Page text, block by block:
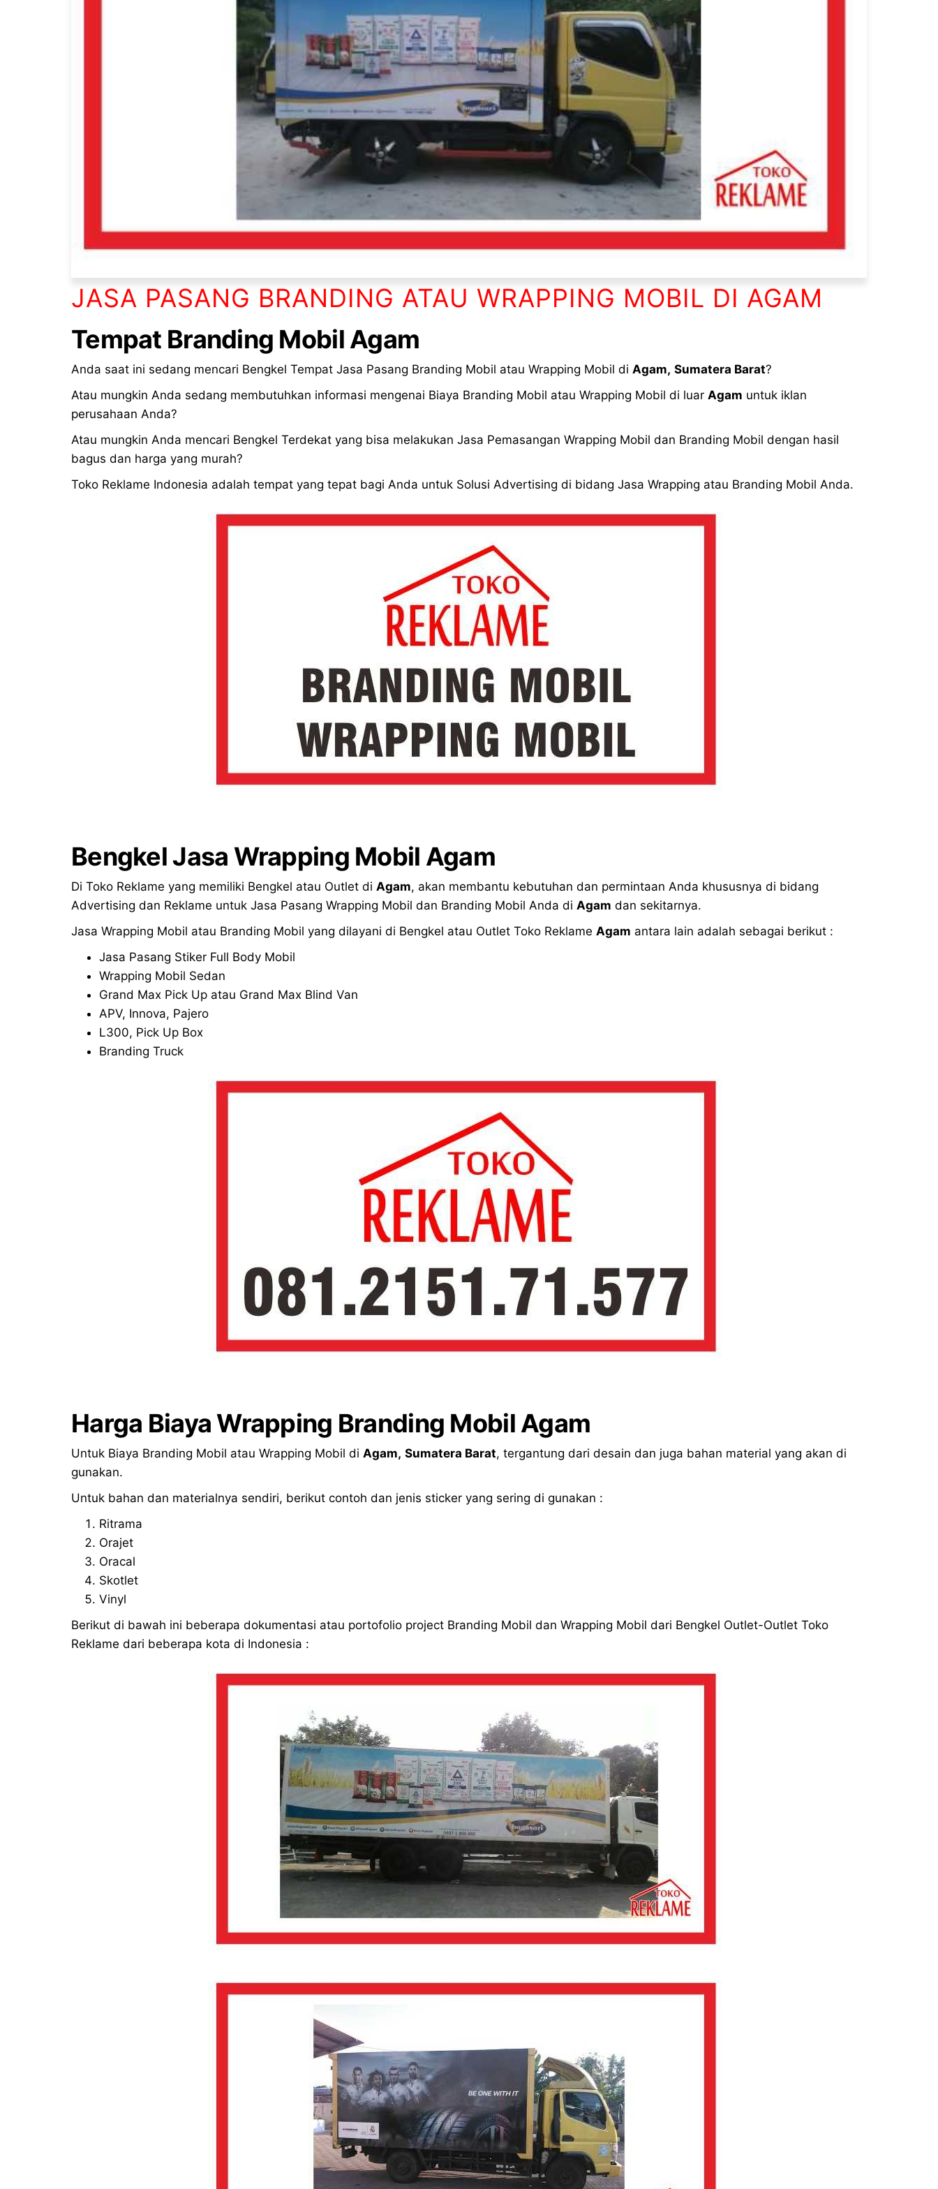
JASA PASANG BRANDING ATAU WRAPPING MOBIL DI AGAM
Tempat Branding Mobil Agam
Anda saat ini sedang mencari Bengkel Tempat Jasa Pasang Branding Mobil atau Wrapping Mobil di Agam, Sumatera Barat?
Atau mungkin Anda sedang membutuhkan informasi mengenai Biaya Branding Mobil atau Wrapping Mobil di luar Agam untuk iklan
perusahaan Anda?
Atau mungkin Anda mencari Bengkel Terdekat yang bisa melakukan Jasa Pemasangan Wrapping Mobil dan Branding Mobil dengan hasil
bagus dan harga yang murah?
Toko Reklame Indonesia adalah tempat yang tepat bagi Anda untuk Solusi Advertising di bidang Jasa Wrapping atau Branding Mobil Anda.
Bengkel Jasa Wrapping Mobil Agam
Di Toko Reklame yang memiliki Bengkel atau Outlet di Agam, akan membantu kebutuhan dan permintaan Anda khususnya di bidang
Advertising dan Reklame untuk Jasa Pasang Wrapping Mobil dan Branding Mobil Anda di Agam dan sekitarnya.
Jasa Wrapping Mobil atau Branding Mobil yang dilayani di Bengkel atau Outlet Toko Reklame Agam antara lain adalah sebagai berikut :
Jasa Pasang Stiker Full Body Mobil
Wrapping Mobil Sedan
Grand Max Pick Up atau Grand Max Blind Van
APV, Innova, Pajero
L300, Pick Up Box
Branding Truck
Harga Biaya Wrapping Branding Mobil Agam
Untuk Biaya Branding Mobil atau Wrapping Mobil di Agam, Sumatera Barat, tergantung dari desain dan juga bahan material yang akan di
gunakan.
Untuk bahan dan materialnya sendiri, berikut contoh dan jenis sticker yang sering di gunakan :
Ritrama
Orajet
Oracal
Skotlet
Vinyl
Berikut di bawah ini beberapa dokumentasi atau portofolio project Branding Mobil dan Wrapping Mobil dari Bengkel Outlet-Outlet Toko
Reklame dari beberapa kota di Indonesia :